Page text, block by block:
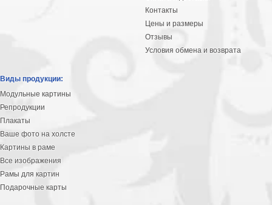
Контакты
Цены и размеры
Отзывы
Условия обмена и возврата
Виды продукции:
Модульные картины
Репродукции
Плакаты
Ваше фото на холсте
Картины в раме
Все изображения
Рамы для картин
Подарочные карты